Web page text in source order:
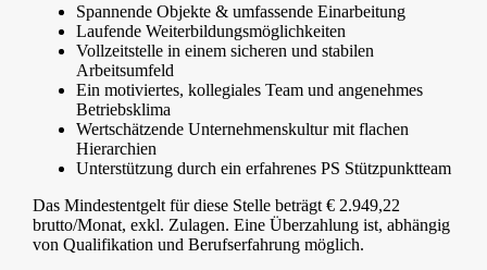
Spannende Objekte & umfassende Einarbeitung
Laufende Weiterbildungsmöglichkeiten
Vollzeitstelle in einem sicheren und stabilen
Arbeitsumfeld
Ein motiviertes, kollegiales Team und angenehmes
Betriebsklima
Wertschätzende Unternehmenskultur mit flachen
Hierarchien
Unterstützung durch ein erfahrenes PS Stützpunktteam
Das Mindestentgelt für diese Stelle beträgt € 2.949,22
brutto/Monat, exkl. Zulagen. Eine Überzahlung ist, abhängig
von Qualifikation und Berufserfahrung möglich.